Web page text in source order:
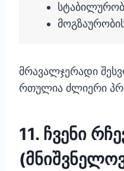
მრავალჯერადი
რთულია ძლიერი
11. ჩვენი